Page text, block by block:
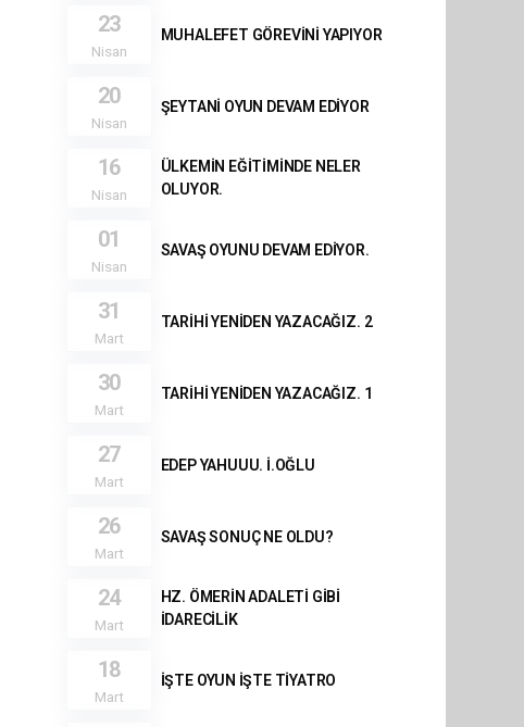
23
Nisan
MUHALEFET GÖREVİNİ YAPIYOR
20
Nisan
ŞEYTANİ OYUN DEVAM EDİYOR
16
Nisan
ÜLKEMİN EĞİTİMİNDE NELER
OLUYOR.
01
Nisan
SAVAŞ OYUNU DEVAM EDİYOR.
31
Mart
TARİHİ YENİDEN YAZACAĞIZ. 2
30
Mart
TARİHİ YENİDEN YAZACAĞIZ. 1
27
Mart
EDEP YAHUUU. İ.OĞLU
26
Mart
SAVAŞ SONUÇ NE OLDU?
24
Mart
HZ. ÖMERİN ADALETİ GİBİ
İDARECİLİK
18
Mart
İŞTE OYUN İŞTE TİYATRO